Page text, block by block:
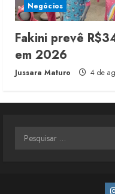
Negócios
Fakini prevê
em 2026
Jussara Maturo 4 de
Pesquisar